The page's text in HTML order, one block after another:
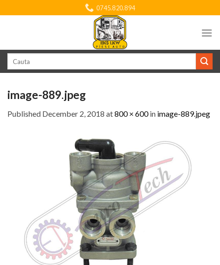
to
0745.820.894
image-889.jpeg
Published December 2, 2018 at800 × 600in image-889.jpeg